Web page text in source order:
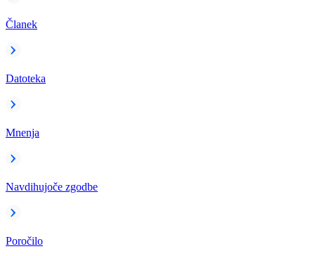
Članek
Datoteka
Mnenja
Navdihujoče zgodbe
Poročilo